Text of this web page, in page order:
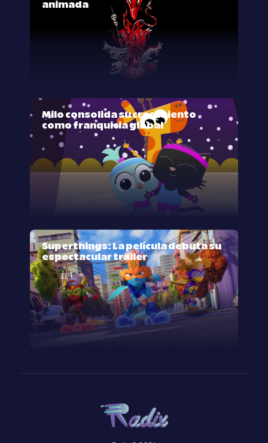
animada
Milo consolida su crecimiento
como franquicia global
Superthings: La película debuta su
espectacular trailer